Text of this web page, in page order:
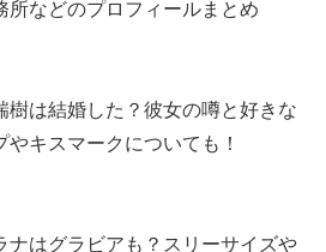
作を時系列で並べるだけでなく、
解しやすいです。そこにバレエ由
が好きという親しみが加わり、親
する人物像につながります。
長がセットで語られる理由
所などのプロフィールまとめ
樹は結婚した？彼女の噂と好きな
やキスマークについても！
ナはグラビアも？スリーサイズや